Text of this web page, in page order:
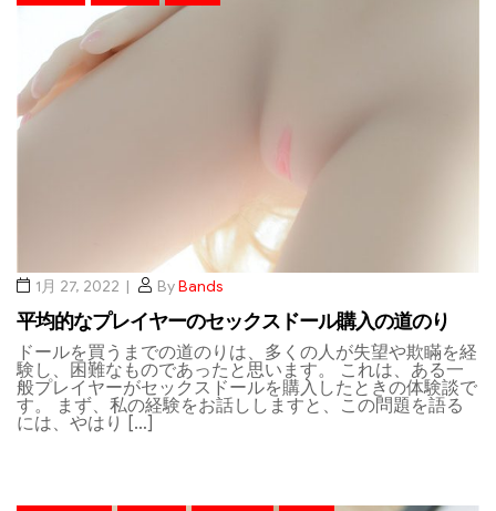
1月 27, 2022 ByBands
平均的なプレイヤーのセックスドール購入の道のり
ドールを買うまでの道のりは、多くの人が失望や欺瞞を経
験し、困難なものであったと思います。 これは、ある一
般プレイヤーがセックスドールを購入したときの体験談で
す。 まず、私の経験をお話ししますと、この問題を語る
には、やはり […]